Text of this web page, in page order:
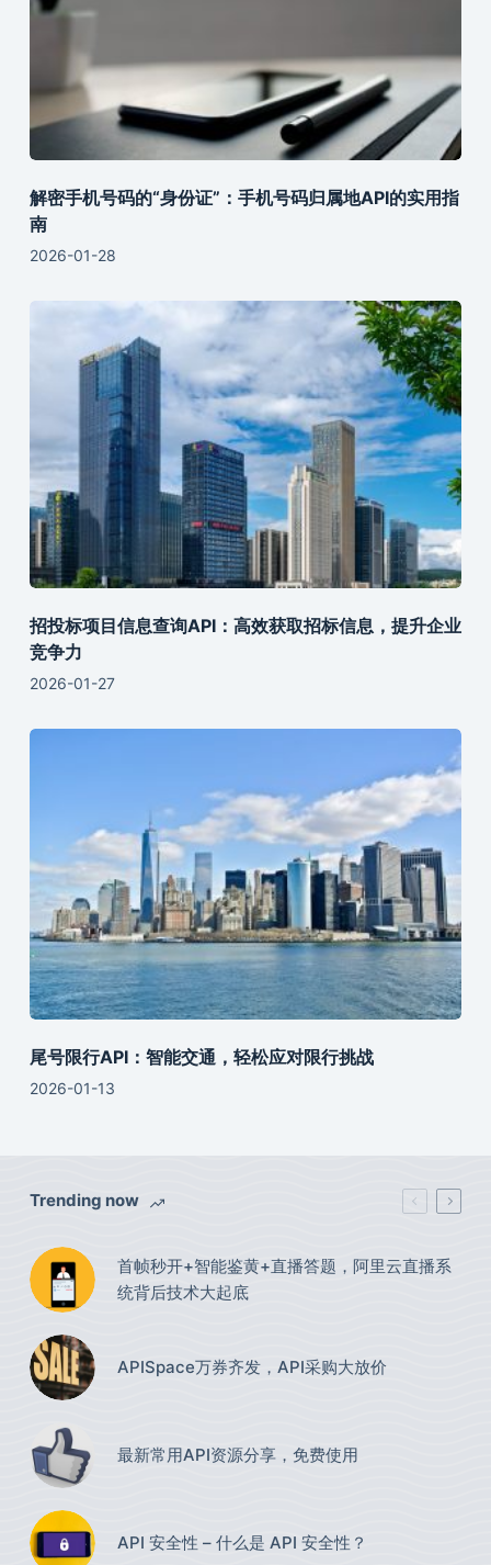
解密手机号码的“身份证”：手机号码归属地API的实用指
南
2026-01-28
招投标项目信息查询API：高效获取招标信息，提升企业
竞争力
2026-01-27
尾号限行API：智能交通，轻松应对限行挑战
2026-01-13
Trending now
首帧秒开+智能鉴黄+直播答题，阿里云直播系
统背后技术大起底
APISpace万券齐发，API采购大放价
最新常用API资源分享，免费使用​
API 安全性 – 什么是 API 安全性？